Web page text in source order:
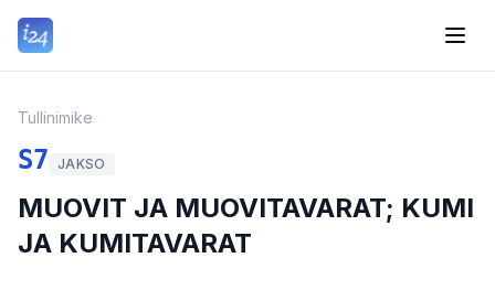
Tullinimike
S7 JAKSO
MUOVIT JA MUOVITAVARAT; KUMI
JA KUMITAVARAT